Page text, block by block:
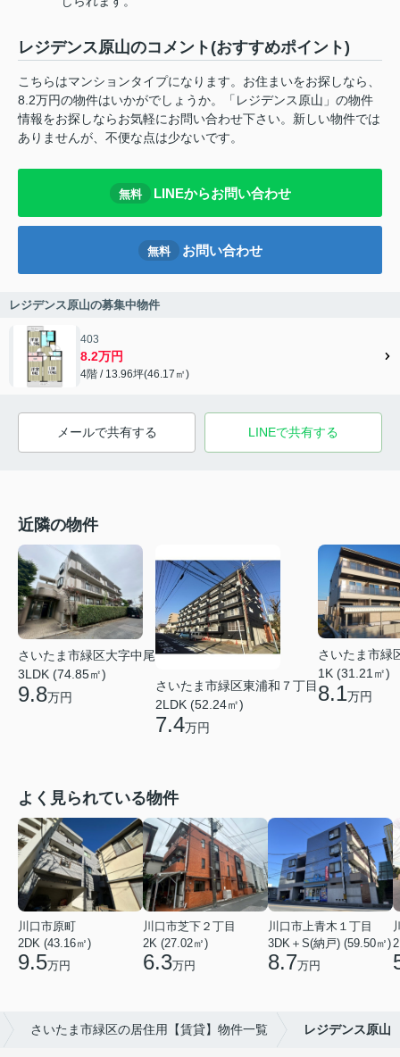
レジデンス原山のコメント(おすすめポイント)
こちらはマンションタイプになります。お住まいをお探しなら、
8.2万円の物件はいかがでしょうか。「レジデンス原山」の物件
情報をお探しならお気軽にお問い合わせ下さい。新しい物件では
ありませんが、不便な点は少ないです。
無料 LINEからお問い合わせ
無料 お問い合わせ
レジデンス原山の募集中物件
403
8.2万円
4階 / 13.96坪(46.17㎡)
メールで共有する LINEで共有する
近隣の物件
さいたま市緑区大字中尾
3LDK (74.85㎡)
9.8万円
さいたま市緑区東浦和７丁目
2LDK (52.24㎡)
7.4万円
さいたま市緑
1K (31.21㎡)
8.1万円
よく見られている物件
川口市原町
2DK (43.16㎡)
9.5万円
川口市芝下２丁目
2K (27.02㎡)
6.3万円
川口市上青木１丁目
3DK＋S(納戸) (59.50㎡)
8.7万円
さいたま市緑区の居住用【賃貸】物件一覧 レジデンス原山